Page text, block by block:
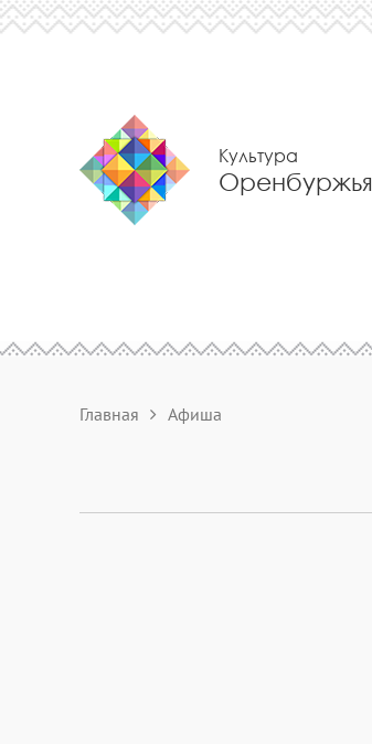
Культура
Оренбуржья
Главная Афиша